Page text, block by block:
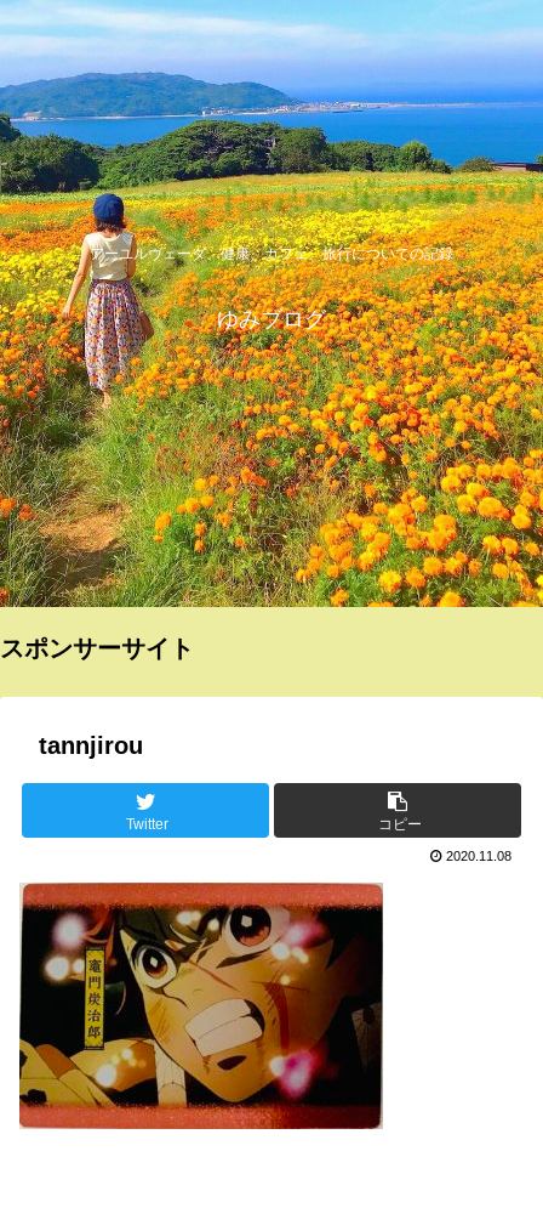
アーユルヴェーダ、健康、カフェ、旅行についての記録
ゆみブログ
スポンサーサイト
tannjirou
Twitter コピー
2020.11.08